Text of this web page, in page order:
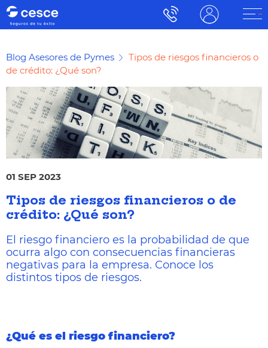
Blog Asesores de Pymes
Tipos de riesgos financieros o
de crédito: ¿Qué son?
01 SEP 2023
Tipos de riesgos financieros o de
crédito: ¿Qué son?
El riesgo financiero es la probabilidad de que
ocurra algo con consecuencias financieras
negativas para la empresa. Conoce los
distintos tipos de riesgos.
¿Qué es el riesgo financiero?